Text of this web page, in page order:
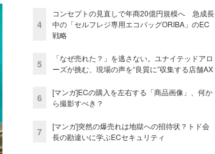
4
コンセプトの見直しで年商20億円規模へ 急成長
中の「セルフレジ専用エコバッグORIBA」のEC
戦略
5
「なぜ売れた？」を逃さない。ユナイテッドアロ
ーズが挑む、現場の声を“良質に”収集する店舗AX
6
[マンガ]ECの購入を左右する「商品画像」、何か
ら撮影すべき？
7
[マンガ]突然の爆売れは地獄への招待状？トド会
長の勘違いに学ぶECセキュリティ